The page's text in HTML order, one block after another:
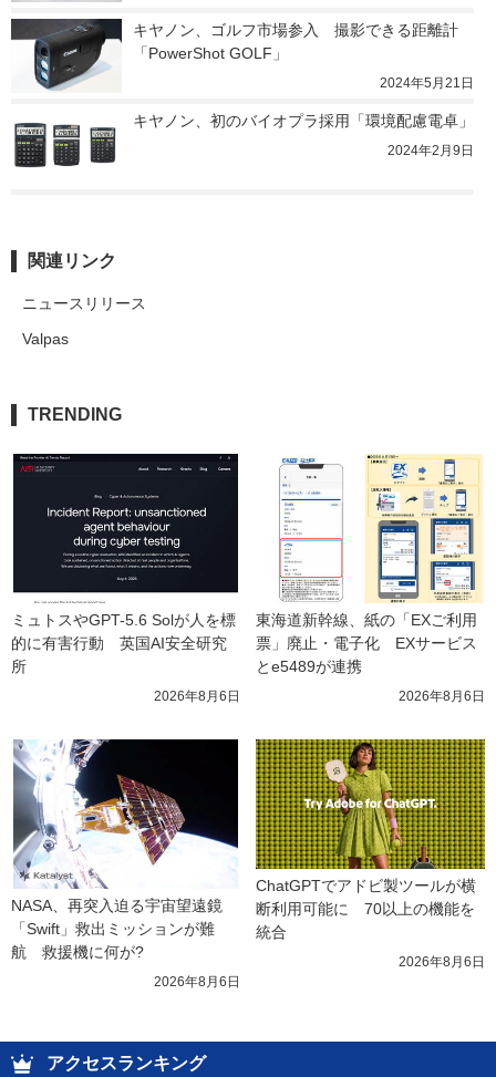
キヤノン、ゴルフ市場参入　撮影できる距離計
「PowerShot GOLF」
2024年5月21日
キヤノン、初のバイオプラ採用「環境配慮電卓」
2024年2月9日
関連リンク
ニュースリリース
Valpas
TRENDING
ミュトスやGPT-5.6 Solが人を標
的に有害行動　英国AI安全研究
所
2026年8月6日
東海道新幹線、紙の「EXご利用
票」廃止・電子化　EXサービス
とe5489が連携
2026年8月6日
NASA、再突入迫る宇宙望遠鏡
「Swift」救出ミッションが難
航　救援機に何が?
2026年8月6日
ChatGPTでアドビ製ツールが横
断利用可能に　70以上の機能を
統合
2026年8月6日
アクセスランキング